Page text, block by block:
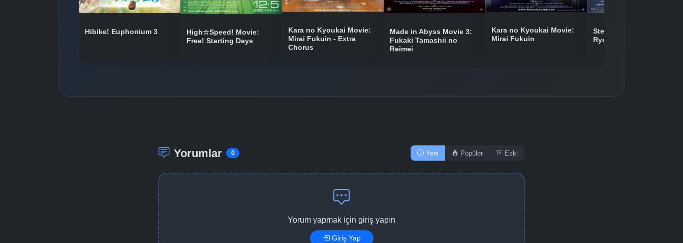
Hibike! Euphonium 3
High☆Speed! Movie:
Free! Starting Days
Kara no Kyoukai Movie:
Mirai Fukuin - Extra
Chorus
Made in Abyss Movie 3:
Fukaki Tamashii no
Reimei
Kara no Kyoukai Movie:
Mirai Fukuin
Steins;Gate Movie: Fuka
Ryouiki no Déjà vu
Yorumlar 0 Yeni Popüler Eski
Yorum yapmak için giriş yapın
Giriş Yap